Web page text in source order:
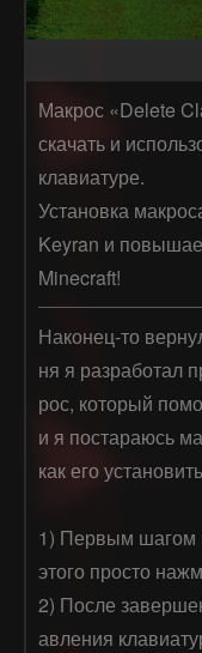
Макрос «Delete
скачать и
клавиатуре.
Установка
Keyran и
Minecraft!
Наконец-то
ня я разработал
рос, который
и я постараюсь
как его
1) Первым шагом
этого просто
2) После
авления